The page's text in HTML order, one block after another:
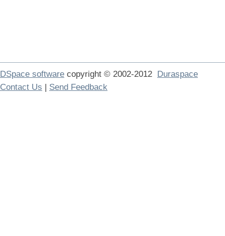
DSpace software copyright © 2002-2012 Duraspace
Contact Us | Send Feedback